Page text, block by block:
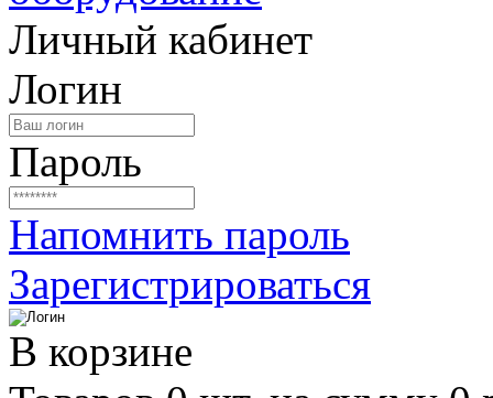
Личный кабинет
Логин
Пароль
Напомнить пароль
Зарегистрироваться
В корзине